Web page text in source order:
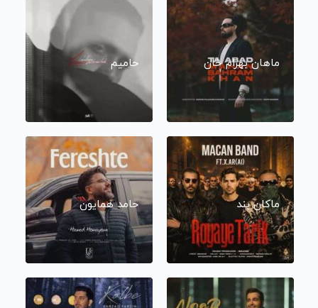
ماهان بهرام خان حامیم
ماکان بند حامد همایون